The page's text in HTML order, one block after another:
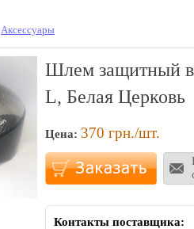
Аксессуары
Шлем защитный
L, Белая Церковь
Цена: 370 грн./шт.
Контакты поставщика: